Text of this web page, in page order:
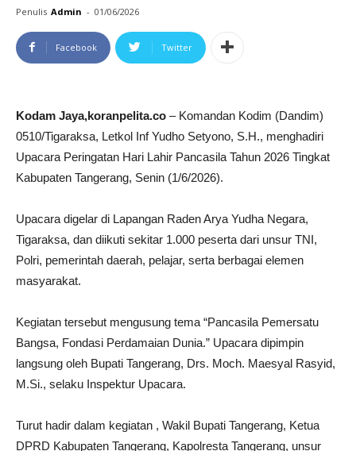
Penulis Admin - 01/06/2026
Facebook Twitter
Kodam Jaya,koranpelita.co – Komandan Kodim (Dandim)
0510/Tigaraksa, Letkol Inf Yudho Setyono, S.H., menghadiri
Upacara Peringatan Hari Lahir Pancasila Tahun 2026 Tingkat
Kabupaten Tangerang, Senin (1/6/2026).
Upacara digelar di Lapangan Raden Arya Yudha Negara,
Tigaraksa, dan diikuti sekitar 1.000 peserta dari unsur TNI,
Polri, pemerintah daerah, pelajar, serta berbagai elemen
masyarakat.
Kegiatan tersebut mengusung tema “Pancasila Pemersatu
Bangsa, Fondasi Perdamaian Dunia.” Upacara dipimpin
langsung oleh Bupati Tangerang, Drs. Moch. Maesyal Rasyid,
M.Si., selaku Inspektur Upacara.
Turut hadir dalam kegiatan , Wakil Bupati Tangerang, Ketua
DPRD Kabupaten Tangerang, Kapolresta Tangerang, unsur